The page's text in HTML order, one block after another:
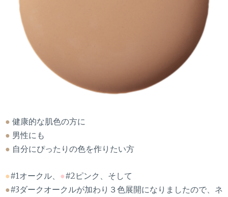
● 健康的な肌色の方に
● 男性にも
● 自分にぴったりの色を作りたい方
●#1オークル、 ●#2ピンク、そして
●#3ダークオークルが加わり３色展開になりましたので、ネ